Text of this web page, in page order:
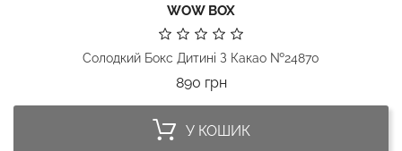
WOW BOX
Солодкий Бокс Дитині З Какао №24870
890 грнЦіна
У КОШИК